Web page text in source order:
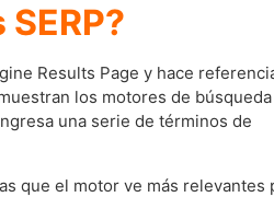
Results Page y hace
los motores de
una serie de términos de
que el motor ve más relevantes